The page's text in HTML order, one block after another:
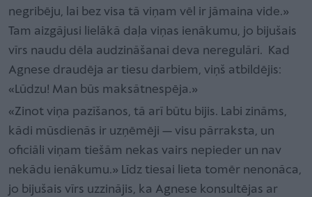
negribēju, lai bez visa tā viņam vēl ir jāmaina vide.»
Tam aizgājusi lielākā daļa viņas ienākumu, jo bijušais
vīrs naudu dēla audzināšanai deva neregulāri. Kad
Agnese draudēja ar tiesu darbiem, viņš atbildējis:
«Lūdzu! Man būs maksātnespēja.»
«Zinot viņa pazīšanos, tā arī būtu bijis. Labi zināms,
kādi mūsdienās ir uzņēmēji — visu pārraksta, un
oficiāli viņam tiešām nekas vairs nepieder un nav
nekādu ienākumu.» Līdz tiesai lieta tomēr nenonāca,
jo bijušais vīrs uzzinājis, ka Agnese konsultējas ar